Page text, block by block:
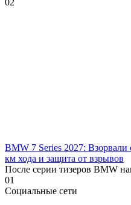
BMW 7 Series 2027:
км хода и защита от взрывов
После серии тизеров BMW
01
Социальные сети